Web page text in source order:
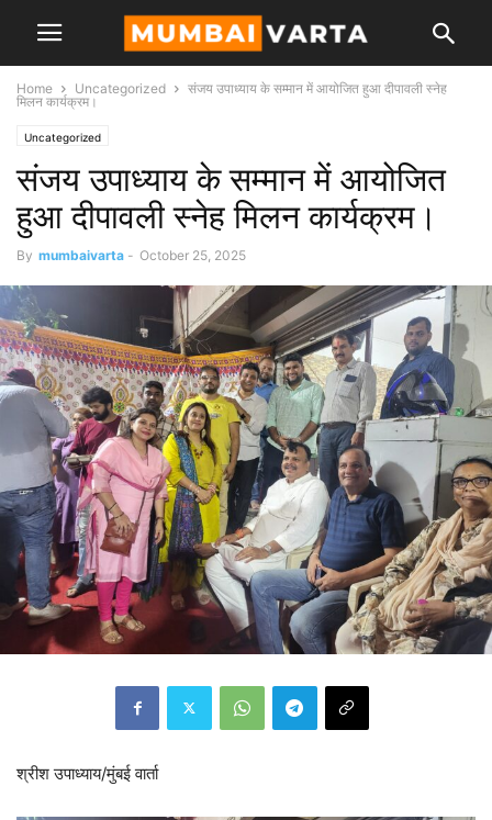
Home Uncategorized
संजय उपाध्याय के सम्मान में आयोजित हुआ दीपावली स्नेह
मिलन कार्यक्रम।
Uncategorized
संजय उपाध्याय के सम्मान में आयोजित
हुआ दीपावली स्नेह मिलन कार्यक्रम।
By mumbaivarta - October 25, 2025
श्रीश उपाध्याय/मुंबई वार्ता